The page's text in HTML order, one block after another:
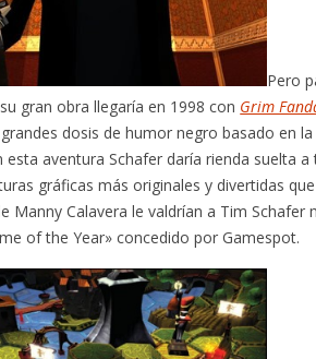
Pero
gran obra llegaría en 1998 con Grim
dosis de humor negro basado en
esta aventura Schafer daría rienda suelta
gráficas más originales y divertidas
Manny Calavera le valdrían a Tim
of the Year» concedido por Gamespot.